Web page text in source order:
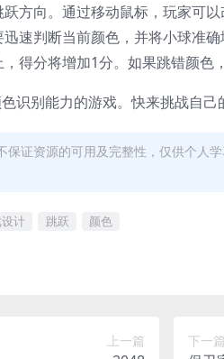
方向。通过移动鼠标，玩家可以
速判断当前颜色，并将小球准确
得分将增加1分。如果跳错颜色
识别能力的游戏。快来挑战自
保证资源的可用及完整性，仅供个人
计 跳跃 颜色
上一篇 下一篇